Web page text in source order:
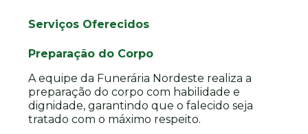
Serviços Oferecidos
Preparação do Corpo
A equipe da Funerária Nordeste realiza a
preparação do corpo com habilidade e
dignidade, garantindo que o falecido seja
tratado com o máximo respeito.